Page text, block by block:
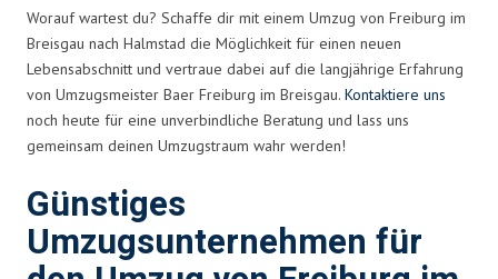
Worauf wartest du? Schaffe dir mit einem Umzug von Freiburg im
Breisgau nach Halmstad die Möglichkeit für einen neuen
Lebensabschnitt und vertraue dabei auf die langjährige Erfahrung
von Umzugsmeister Baer Freiburg im Breisgau. Kontaktiere uns
noch heute für eine unverbindliche Beratung und lass uns
gemeinsam deinen Umzugstraum wahr werden!
Günstiges
Umzugsunternehmen für